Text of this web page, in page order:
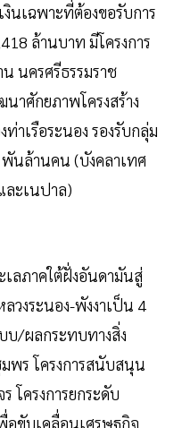
งินเฉพาะที่ต้องขอรับการ
ล้านบาท มีโครงการ
นครศรีธรรมราช
าศักยภาพโครงสร้าง
าเรือระนอง รองรับกลุ่ม
พันล้านคน (บังคลาเทศ
ละเนปาล)
ลภาคใต้ฝั่งอันดามันสู่
วงระนอง-พังงาเป็น 4
บ/ผลกระทบทางสิ่ง
พร โครงการสนับสนุน
โครงการยกระดับ
อขับเคลื่อนเศรษฐกิจ